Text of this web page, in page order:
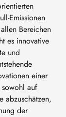
Emissionen
Bereichen
es innovative
und
einer
auf
abzuschätzen,
der